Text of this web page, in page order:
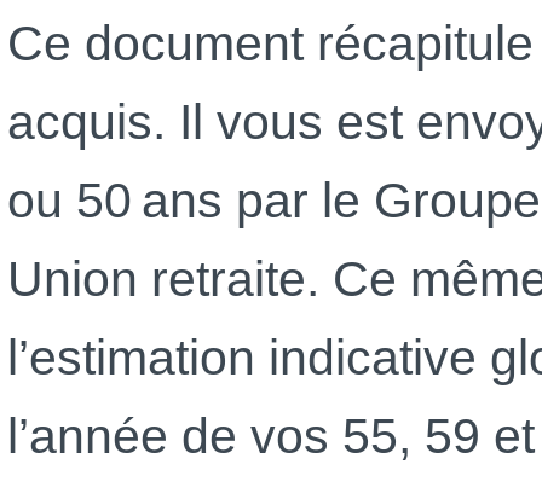
Ce document
acquis. Il vous est
ou 50 ans par le
Union retraite. Ce
l’estimation indicative
l’année de vos 55, 59